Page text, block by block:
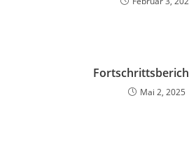
Mai 2, 2025